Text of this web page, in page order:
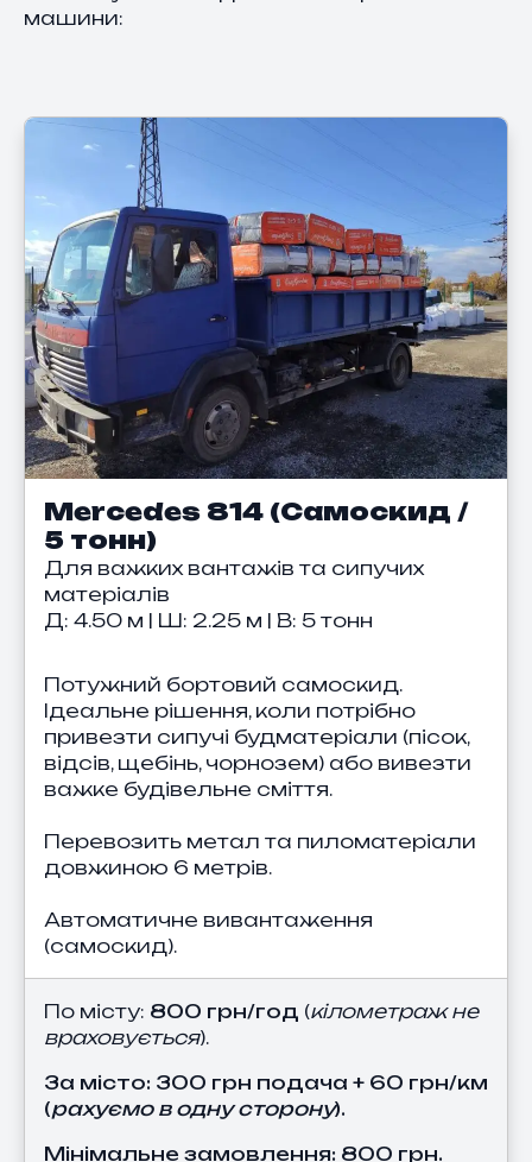
машини:
Mercedes 814 (Самоскид /
5 тонн)
Для важких вантажів та сипучих
матеріалів
Д: 4.50 м | Ш: 2.25 м | В: 5 тонн
Потужний бортовий самоскид.
Ідеальне рішення, коли потрібно
привезти сипучі будматеріали (пісок,
відсів, щебінь, чорнозем) або вивезти
важке будівельне сміття.
Перевозить метал та пиломатеріали
довжиною 6 метрів.
Автоматичне вивантаження
(самоскид).
По місту: 800 грн/год (кілометраж не
враховується).
За місто: 300 грн подача + 60 грн/км
(рахуємо в одну сторону).
Мінімальне замовлення: 800 грн.